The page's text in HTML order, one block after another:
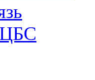
ЦБС